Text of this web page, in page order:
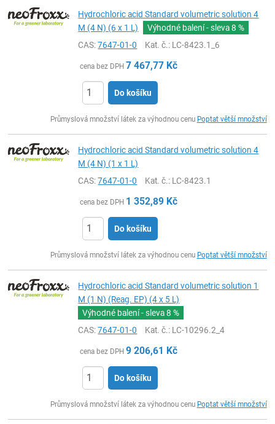
Hydrochloric acid Standard volumetric solution 4
M (4 N) (6 x 1 L)
Výhodné balení - sleva8 %
CAS:7647-01-0 Kat. č.: LC-8423.1_6
cena bez DPH 7 467,77 Kč
Do košíku
Průmyslová množství látek za výhodnou cenu Poptat větší množství
Hydrochloric acid Standard volumetric solution 4
M (4 N) (1 x 1 L)
CAS:7647-01-0 Kat. č.: LC-8423.1
cena bez DPH 1 352,89 Kč
Do košíku
Průmyslová množství látek za výhodnou cenu Poptat větší množství
Hydrochloric acid Standard volumetric solution 1
M (1 N) (Reag. EP) (4 x 5 L)
Výhodné balení - sleva8 %
CAS:7647-01-0 Kat. č.: LC-10296.2_4
cena bez DPH 9 206,61 Kč
Do košíku
Průmyslová množství látek za výhodnou cenu Poptat větší množství